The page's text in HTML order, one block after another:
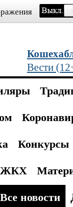
Вести
Конкурсы
ЖКХ
Все новости